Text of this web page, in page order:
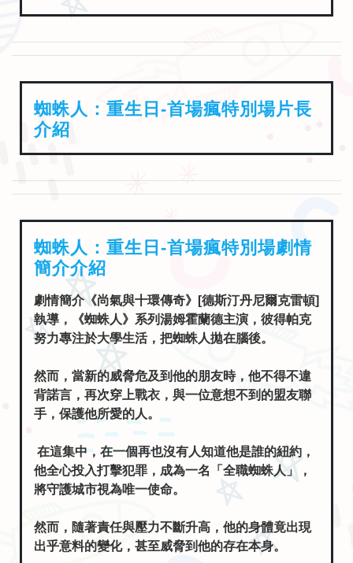
蜘蛛人：重生日-首場瘋特別場片長
介紹
蜘蛛人：重生日-首場瘋特別場劇情
簡介介紹
劇情簡介《尚氣與十環傳奇》[德斯汀丹尼爾克雷頓]
執導，《蜘蛛人》系列湯姆霍蘭德主演，彼得帕克
努力專注於大學生活，把蜘蛛人拋在腦後。
然而，當新的威脅危及到他的朋友時，他不得不違
背諾言，再次穿上戰衣，與一位意想不到的盟友聯
手，保護他所愛的人。
在這集中，在一個再也沒有人知道他是誰的紐約，
他全心投入打擊犯罪，成為一名「全職蜘蛛人」，
將守護城市視為唯一使命。
然而，隨著責任與壓力不斷升高，他的身體竟出現
出乎意料的變化，甚至威脅到他的存在本身。